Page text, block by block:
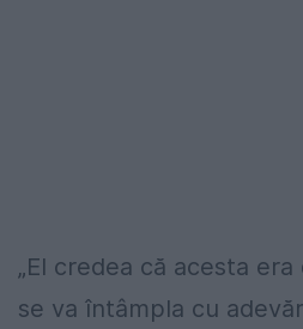
„El credea că acesta
se va întâmpla cu